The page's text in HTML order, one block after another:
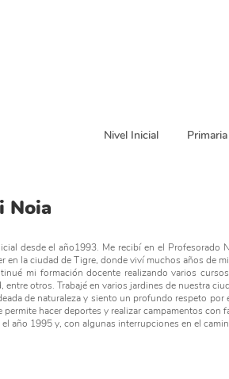
Nivel Inicial Primaria
Noia
desde el año1993. Me recibí en el Profesorado
en la ciudad de Tigre, donde viví muchos años de
mi formación docente realizando varios
entre otros. Trabajé en varios jardines de nuestra
de naturaleza y siento un profundo respeto
permite hacer deportes y realizar campamentos con
el año 1995 y, con algunas interrupciones en el